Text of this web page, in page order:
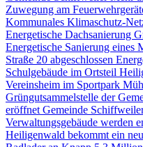
Zuwegung am
Kommunales Klimaschutz-
Energetische Dachsanierung
Energetische Sanierung eines
Straße 20 abgeschlossen
Schulgebäude im Ortsteil
Vereinsheim im Sportpark
Grüngutsammelstelle der
eröffnet Gemeinde
Verwaltungsgebäude werden
Heiligenwald bekommt ein